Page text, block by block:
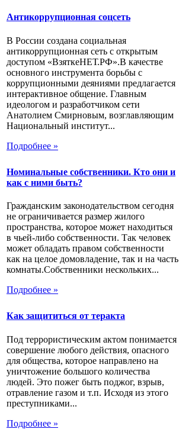
Антикоррупционная соцсеть
В России создана социальная
антикоррупционная сеть с открытым
доступом «ВзяткеНЕТ.РФ».В качестве
основного инструмента борьбы с
коррупционными деяниями предлагается
интерактивное общение. Главным
идеологом и разработчиком сети
Анатолием Смирновым, возглавляющим
Национальный институт...
Подробнее »
Номинальные собственники. Кто они и
как с ними быть?
Гражданским законодательством сегодня
не ограничивается размер жилого
пространства, которое может находиться
в чьей-либо собственности. Так человек
может обладать правом собственности
как на целое домовладение, так и на часть
комнаты.Собственники нескольких...
Подробнее »
Как защититься от теракта
Под террористическим актом понимается
совершение любого действия, опасного
для общества, которое направлено на
уничтожение большого количества
людей. Это пожег быть поджог, взрыв,
отравление газом и т.п. Исходя из этого
преступниками...
Подробнее »